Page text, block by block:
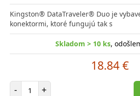
Kingston® DataTraveler® Duo je
konektormi, ktoré fungujú tak s
Skladom > 10 ks,
18.84 €
- Počet položiek
+